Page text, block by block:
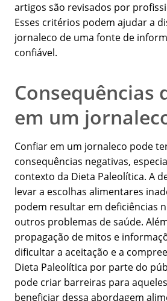
artigos são revisados por
Esses critérios podem ajudar a
jornaleco de uma fonte de
confiável.
Consequências
em um
Confiar em um jornaleco pode
consequências negativas,
contexto da Dieta Paleolítica. A
levar a escolhas alimentares
podem resultar em deficiências
outros problemas de saúde.
propagação de mitos e
dificultar a aceitação e a
Dieta Paleolítica por parte do
pode criar barreiras para
beneficiar dessa abordagem